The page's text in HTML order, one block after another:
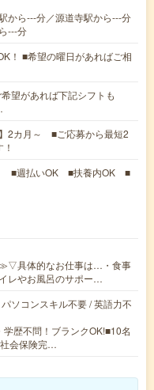
から---分／源道寺駅から---分
---分
！ ■希望の曜日があればご相
望があれば下記シフトも
2カ月～ ■ご応募から最短2
■週払いOK ■扶養内OK ■
具体的なお仕事は…・食事
レやお風呂のサポー…
ソコンスキル不要 / 英語力不
歴不問！ブランクOK!■10名
会保険完…